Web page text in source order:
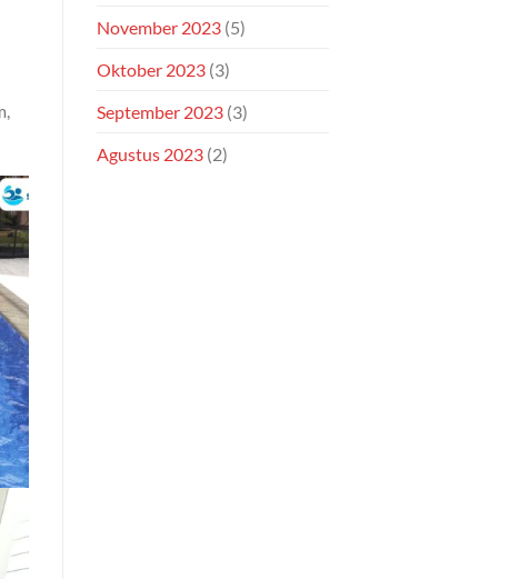
November 2023 (5)
Oktober 2023 (3)
September 2023 (3)
Agustus 2023 (2)